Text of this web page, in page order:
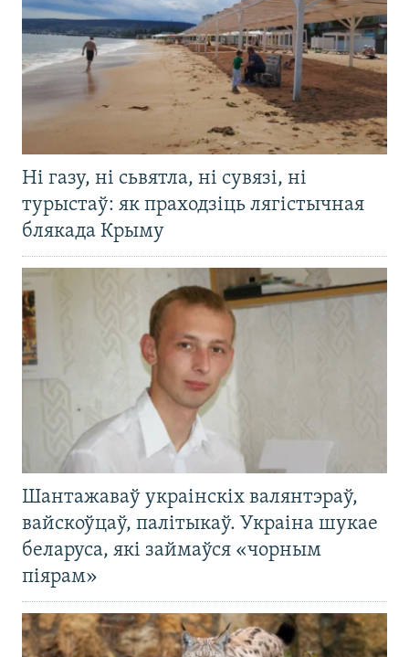
Ні газу, ні сьвятла, ні сувязі, ні
турыстаў: як праходзіць лягістычная
блякада Крыму
Шантажаваў украінскіх валянтэраў,
вайскоўцаў, палітыкаў. Украіна шукае
беларуса, які займаўся «чорным
піярам»